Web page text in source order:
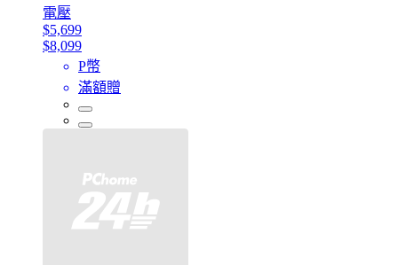
電壓
$5,699
$8,099
P幣
滿額贈